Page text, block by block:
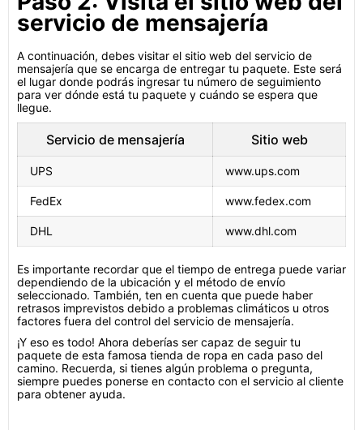
servicio de mensajería
A continuación, debes visitar el sitio web del servicio de
mensajería que se encarga de entregar tu paquete. Este será
el lugar donde podrás ingresar tu número de seguimiento
para ver dónde está tu paquete y cuándo se espera que
llegue.
Servicio de mensajería Sitio web
UPS www.ups.com
FedEx www.fedex.com
DHL www.dhl.com
Es importante recordar que el tiempo de entrega puede variar
dependiendo de la ubicación y el método de envío
seleccionado. También, ten en cuenta que puede haber
retrasos imprevistos debido a problemas climáticos u otros
factores fuera del control del servicio de mensajería.
¡Y eso es todo! Ahora deberías ser capaz de seguir tu
paquete de esta famosa tienda de ropa en cada paso del
camino. Recuerda, si tienes algún problema o pregunta,
siempre puedes ponerse en contacto con el servicio al cliente
para obtener ayuda.